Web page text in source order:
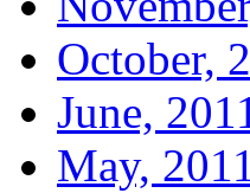
October,
June,
May, 2011